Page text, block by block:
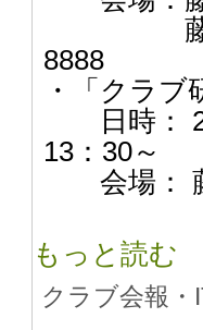
藤沢市
8888
・「クラ
日時：
13：30～
会場： 藤
もっと読む
クラブ会報・